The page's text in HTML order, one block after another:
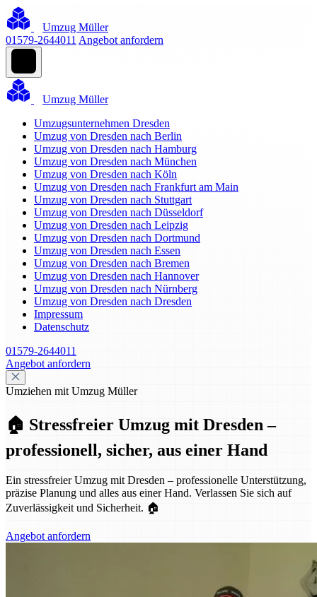
Umzug Müller
01579-2644011 Angebot anfordern
Umzug Müller
Umzugsunternehmen Dresden
Umzug von Dresden nach Berlin
Umzug von Dresden nach Hamburg
Umzug von Dresden nach München
Umzug von Dresden nach Köln
Umzug von Dresden nach Frankfurt am Main
Umzug von Dresden nach Stuttgart
Umzug von Dresden nach Düsseldorf
Umzug von Dresden nach Leipzig
Umzug von Dresden nach Dortmund
Umzug von Dresden nach Essen
Umzug von Dresden nach Bremen
Umzug von Dresden nach Hannover
Umzug von Dresden nach Nürnberg
Umzug von Dresden nach Dresden
Impressum
Datenschutz
01579-2644011
Angebot anfordern
Umziehen mit Umzug Müller
🏠 Stressfreier Umzug mit Dresden –
professionell, sicher, aus einer Hand
Ein stressfreier Umzug mit Dresden – professionelle Unterstützung,
präzise Planung und alles aus einer Hand. Verlassen Sie sich auf
Zuverlässigkeit und Sicherheit. 🏠
Angebot anfordern